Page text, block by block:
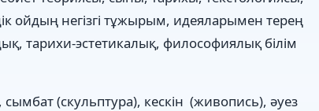
ойдың негізгі тұжырым, идеяларымен терең
тарихи-эстетикалық, философиялық білім
(скульптура), кескін (живопись), әуез